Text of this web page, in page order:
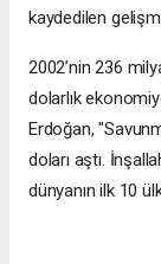
kaydedilen
2002’nin 236
dolarlık
Erdoğan,
doları aştı.
dünyanın ilk 10